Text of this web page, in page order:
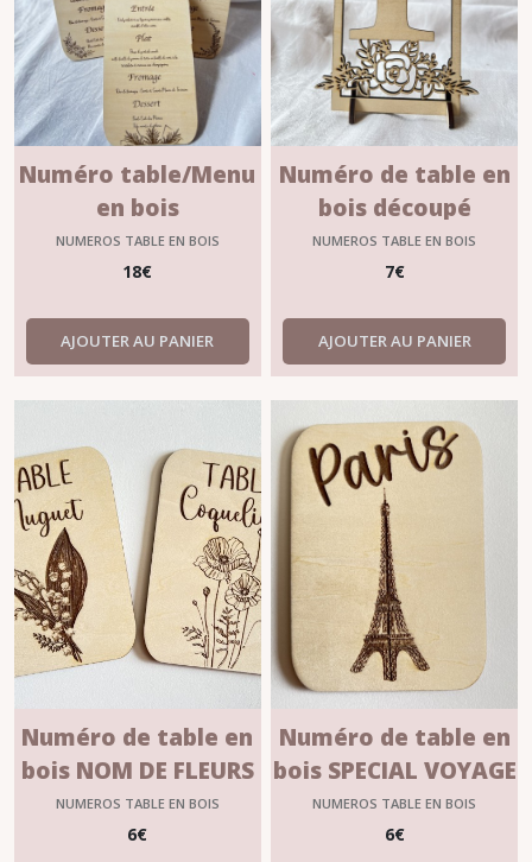
Numéro table/Menu
en bois
NUMEROS TABLE EN BOIS
18€
AJOUTER AU PANIER
Numéro de table en
bois découpé
NUMEROS TABLE EN BOIS
7€
AJOUTER AU PANIER
Numéro de table en
bois NOM DE FLEURS
NUMEROS TABLE EN BOIS
6€
Numéro de table en
bois SPECIAL VOYAGE
NUMEROS TABLE EN BOIS
6€